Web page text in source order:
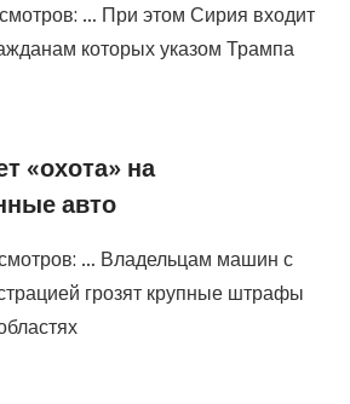
… При этом Сирия входит
которых указом Трампа
«охота» на
авто
… Владельцам машин с
грозят крупные штрафы